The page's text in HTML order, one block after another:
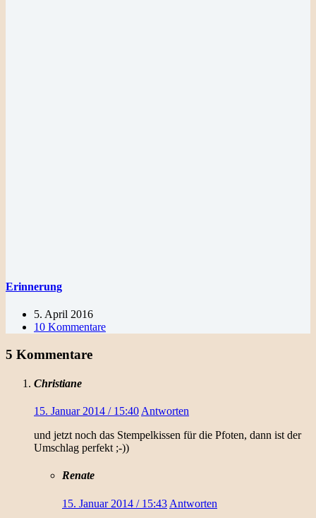
Erinnerung
5. April 2016
10 Kommentare
5 Kommentare
Christiane
15. Januar 2014 / 15:40 Antworten
und jetzt noch das Stempelkissen für die Pfoten, dann ist der
Umschlag perfekt ;-))
Renate
15. Januar 2014 / 15:43 Antworten